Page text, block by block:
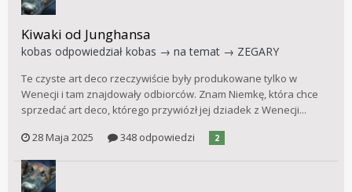
Kiwaki od Junghansa
kobas odpowiedział kobas → na temat → ZEGARY
Te czyste art deco rzeczywiście były produkowane tylko w
Wenecji i tam znajdowały odbiorców. Znam Niemkę, która chce
sprzedać art deco, którego przywiózł jej dziadek z Wenecji...
28 Maja 2025
348 odpowiedzi 2